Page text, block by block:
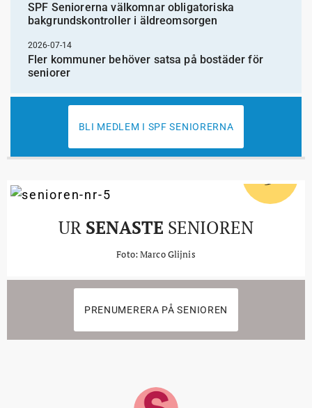
SPF Seniorerna välkomnar obligatoriska
bakgrundskontroller i äldreomsorgen
2026-07-14
Fler kommuner behöver satsa på bostäder för
seniorer
BLI MEDLEM I SPF SENIORERNA
5
UR SENASTE SENIOREN
Foto: Marco Glijnis
PRENUMERERA PÅ SENIOREN